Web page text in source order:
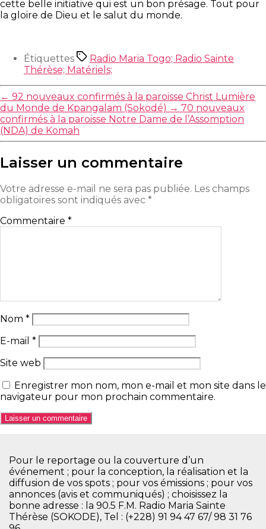
cette belle initiative qui est un bon présage. Tout pour
la gloire de Dieu et le salut du monde.
Étiquettes
Radio Maria Togo; Radio Sainte
Thérèse; Matériels;
← 92 nouveaux confirmés à la paroisse Christ Lumière
du Monde de Kpangalam (Sokodé) → 70 nouveaux
confirmés à la paroisse Notre Dame de l’Assomption
(NDA) de Komah
Laisser un commentaire
Votre adresse e-mail ne sera pas publiée. Les champs
obligatoires sont indiqués avec *
Commentaire *
Nom *
E-mail *
Site web
Enregistrer mon nom, mon e-mail et mon site dans le
navigateur pour mon prochain commentaire.
Pour le reportage ou la couverture d’un
événement ; pour la conception, la réalisation et la
diffusion de vos spots ; pour vos émissions ; pour vos
annonces (avis et communiqués) ; choisissez la
bonne adresse : la 90.5 F.M. Radio Maria Sainte
Thérèse (SOKODE), Tel : (+228) 91 94 47 67/ 98 31 76